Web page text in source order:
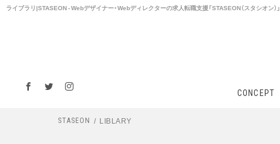
ライブラリ|STASEON - Webデザイナー・Webディレクターの求人転職支援「STASEON（スタシオン）」
CONCEPT
STASEON LIBLARY